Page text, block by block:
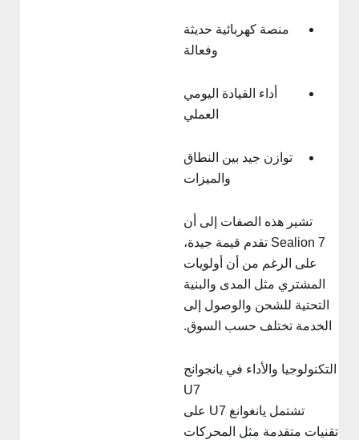
منصة كهربائية حديثة
وفعالة
أداء القيادة اليومي
العملي
توازن جيد بين النطاق
والميزات
تشير هذه الصفات إلى أن
Sealion 7 تقدم قيمة جيدة،
على الرغم من أن أولويات
المشتري مثل المدى والبنية
التحتية للشحن والوصول إلى
الخدمة تختلف حسب السوق.
التكنولوجيا والأداء في يانجوانج
تشتمل يانغوانغ U7 على
متقدمة مثل المحركات